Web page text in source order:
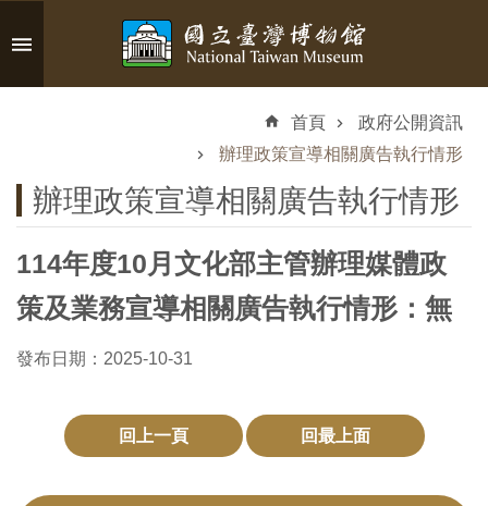
跳到主要內容區塊
認
識
臺
博
首頁
政府公開資訊
辦理政策宣導相關廣告執行情形
辦理政策宣導相關廣告執行情形
114年度10月文化部主管辦理媒體政
策及業務宣導相關廣告執行情形：無
發布日期：2025-10-31
回上一頁 回最上面